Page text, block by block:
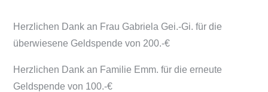
Herzlichen Dank an Frau Gabriela Gei.-Gi. für die
überwiesene Geldspende von 200.-€
Herzlichen Dank an Familie Emm. für die erneute
Geldspende von 100.-€